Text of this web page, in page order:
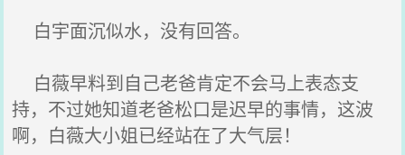
白宇面沉似水，没有回答。
白薇早料到自己老爸肯定不会马上表态支
持，不过她知道老爸松口是迟早的事情，这波
啊，白薇大小姐已经站在了大气层！